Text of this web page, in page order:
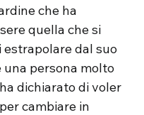
che ha
quella che si
estrapolare dal suo
una persona molto
dichiarato di voler
cambiare in